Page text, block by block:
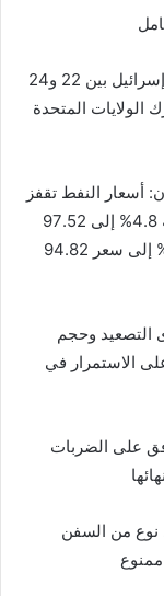
القناة 12 العبرية: حتى الآن، أطلقت إيران نحو إسرائيل بين 22 و24
الولايات المتحدة
أسعار النفط تقفز
4% أو أكثر. وارتفع سعر برميل خام برنت بنسبة 4.8% إلى 97.52
دولاراً. وارتفع سعر النفط الأمريكي بنسبة 4.3% إلى سعر 94.82
وحجم
الاستمرار في
على الضربات
من السفن
ممنوع